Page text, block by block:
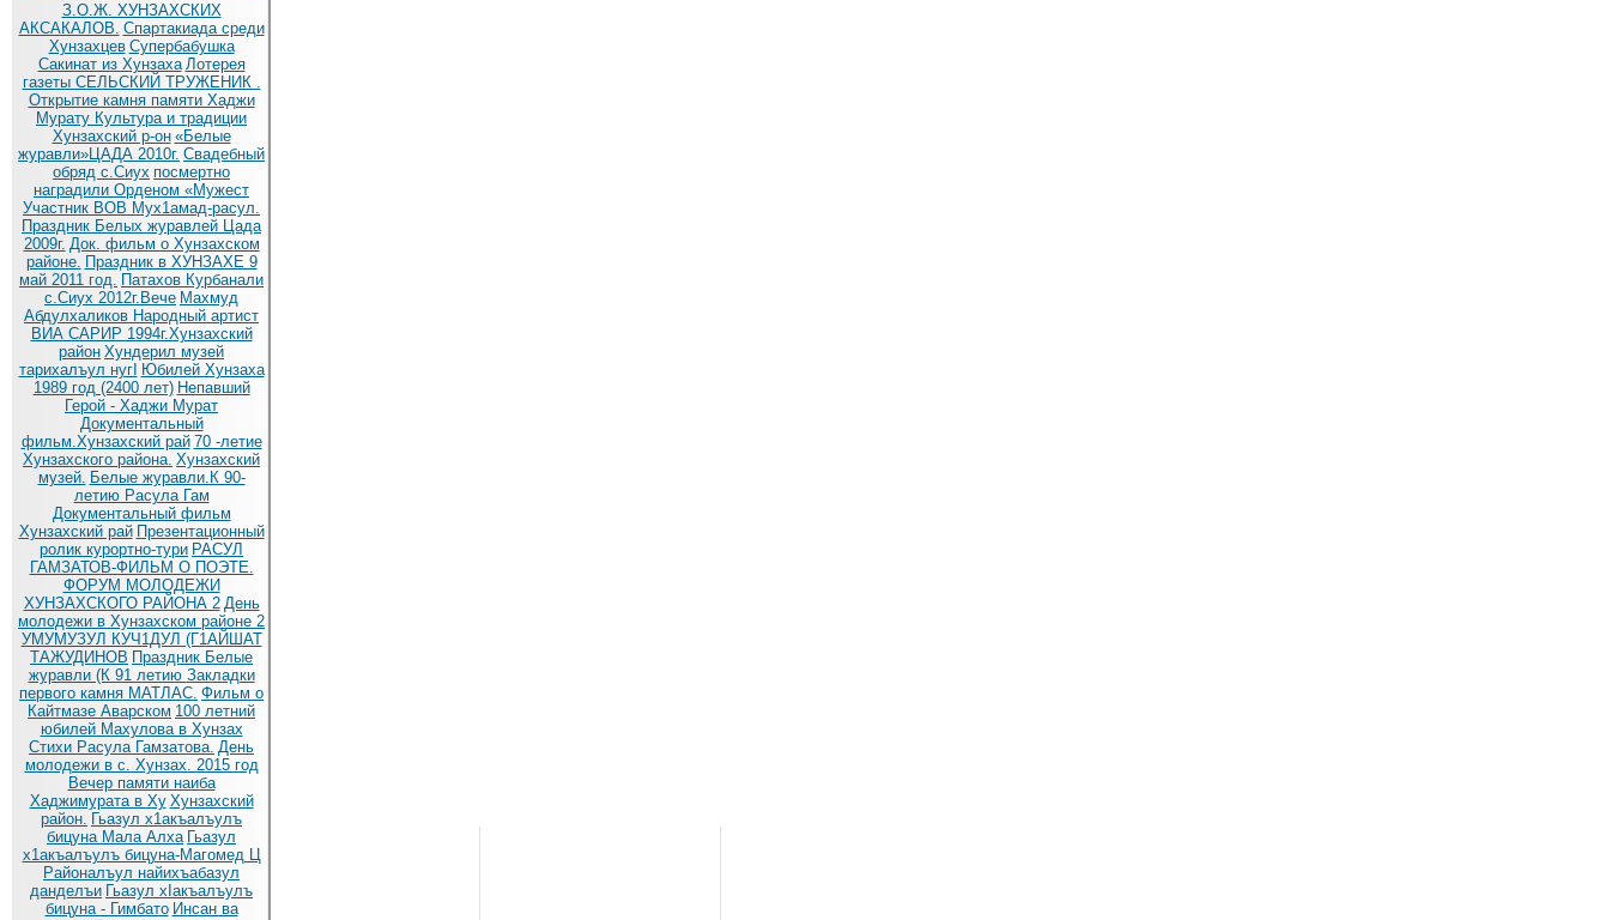
З.О.Ж. ХУНЗАХСКИХ
АКСАКАЛОВ. Спартакиада среди
Хунзахцев Супербабушка
Сакинат из Хунзаха Лотерея
газеты СЕЛЬСКИЙ ТРУЖЕНИК .
Открытие камня памяти Хаджи
Мурату Культура и традиции
Хунзахский р-он «Белые
журавли»ЦАДА 2010г. Cвадебный
обряд c.Сиух посмертно
наградили Орденом «Мужест
Участник ВОВ Мух1амад-расул.
Праздник Белых журавлей Цада
2009г. Док. фильм о Хунзахском
районе. Праздник в ХУНЗАХЕ 9
май 2011 год. Патахов Курбанали
с.Сиух 2012г.Вече Махмуд
Абдулхаликов Народный артист
ВИА САРИР 1994г.Хунзахский
район Хундерил музей
тарихалъул нугI Юбилей Хунзаха
1989 год (2400 лет) Непавший
Герой - Хаджи Мурат
Документальный
фильм.Хунзахский рай 70 -летие
Хунзахского района. Хунзахский
музей. Белые журавли.К 90-
летию Расула Гам
Документальный фильм
Хунзахский рай Презентационный
ролик курортно-тури РАСУЛ
ГАМЗАТОВ-ФИЛЬМ О ПОЭТЕ.
ФОРУМ МОЛОДЕЖИ
ХУНЗАХСКОГО РАЙОНА 2 День
молодежи в Хунзахском районе 2
УМУМУЗУЛ КУЧ1ДУЛ (Г1АЙШАТ
ТАЖУДИНОВ Праздник Белые
журавли (К 91 летию Закладки
первого камня МАТЛАС. Фильм о
Кайтмазе Аварском 100 летний
юбилей Махулова в Хунзах
Стихи Расула Гамзатова. День
молодежи в с. Хунзах. 2015 год
Вечер памяти наиба
Хаджимурата в Ху Хунзахский
район. Гьазул х1акъалъулъ
бицуна Мала Алха Гьазул
х1акъалъулъ бицуна-Магомед Ц
Районалъул найихъабазул
данделъи Гьазул хIакъалъулъ
бицуна - Гимбато Инсан ва